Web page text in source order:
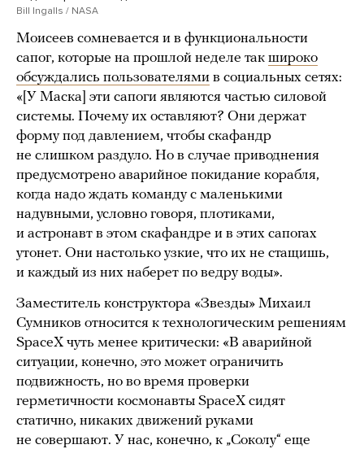
Bill Ingalls / NASA
Моисеев сомневается и в функциональности
сапог, которые на прошлой неделе так широко
обсуждались пользователями в социальных сетях:
«[У Маска] эти сапоги являются частью силовой
системы. Почему их оставляют? Они держат
форму под давлением, чтобы скафандр
не слишком раздуло. Но в случае приводнения
предусмотрено аварийное покидание корабля,
когда надо ждать команду с маленькими
надувными, условно говоря, плотиками,
и астронавт в этом скафандре и в этих сапогах
утонет. Они настолько узкие, что их не стащишь,
и каждый из них наберет по ведру воды».
Заместитель конструктора «Звезды» Михаил
Сумников относится к технологическим решениям
SpaceX чуть менее критически: «В аварийной
ситуации, конечно, это может ограничить
подвижность, но во время проверки
герметичности космонавты SpaceX сидят
статично, никаких движений руками
не совершают. У нас, конечно, к „Соколу“ еще